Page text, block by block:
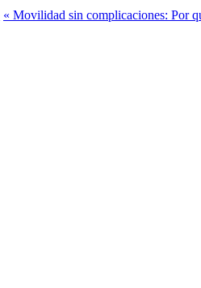
« Movilidad sin complicaciones: Por